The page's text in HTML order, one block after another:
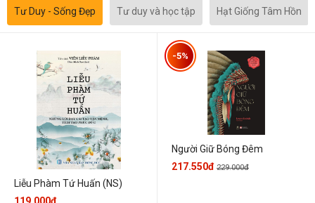
Tư Duy - Sống Đẹp Tư duy và học tập Hạt Giống Tâm Hồn
Liễu Phàm Tứ Huấn (NS)
Người Giữ Bóng Đêm
-5%
217.550đ 229.000đ